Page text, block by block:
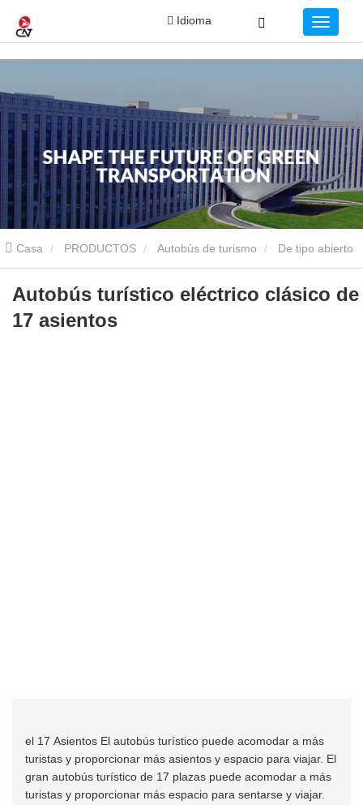
Idioma
Casa PRODUCTOS Autobús de turismo De tipo abierto
Autobús turístico eléctrico clásico de 17 asientos
Autobús turístico eléctrico clásico de
17 asientos
el 17 Asientos El autobús turístico puede acomodar a más
turistas y proporcionar más asientos y espacio para viajar. El
gran autobús turístico de 17 plazas puede acomodar a más
turistas y proporcionar más espacio para sentarse y viajar.